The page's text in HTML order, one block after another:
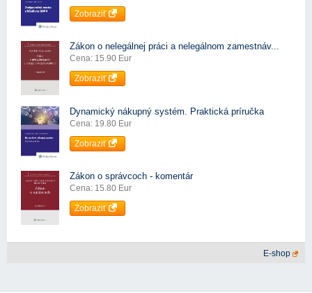
Zobraziť
Zákon o nelegálnej práci a nelegálnom zamestnáv...
Cena: 15.90 Eur
Zobraziť
Dynamický nákupný systém. Praktická príručka
Cena: 19.80 Eur
Zobraziť
Zákon o správcoch - komentár
Cena: 15.80 Eur
Zobraziť
E-shop